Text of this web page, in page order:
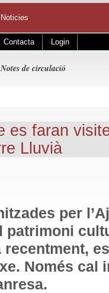
Noticies
Contacta Login
Notes de circulació
es faran
Lluvià
per
patrimoni
Només cal